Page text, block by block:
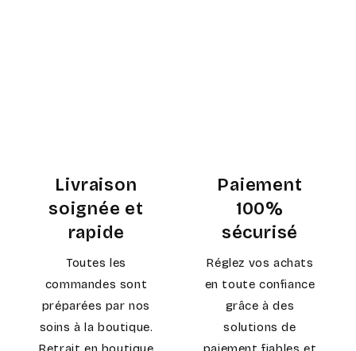
Livraison
soignée et
rapide
Toutes les
commandes sont
préparées par nos
soins à la boutique.
Paiement
100%
sécurisé
Réglez vos achats
en toute confiance
grâce à des
solutions de